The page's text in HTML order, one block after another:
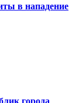
в нападение